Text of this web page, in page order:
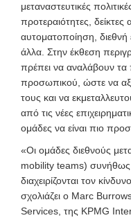
μεταναστευτικές
προτεραιότητες,
αυτοματοποίηση,
άλλα. Στην έκθεση
πρέπει να αναλάβουν τα
προσωπικού, ώστε να
τους και να
από τις νέες
ομάδες να είναι πιο
«Οι ομάδες διεθνούς
mobility teams)
διαχειρίζονται τον
σχολιάζει ο Marc
Services, της KPMG